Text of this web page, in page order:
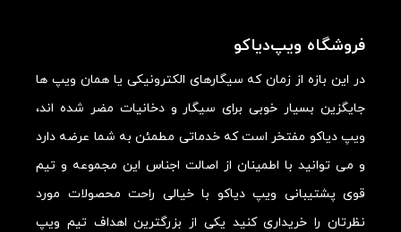
فروشگاه ویپ‌دیاکو
در این بازه از زمان که سیگارهای الکترونیکی یا همان ویپ ها
جایگزین بسیار خوبی برای سیگار و دخانیات مضر شده اند،
ویپ دیاکو مفتخر است که خدماتی مطمئن به شما عرضه دارد
و می توانید با اطمینان از اصالت اجناس این مجموعه و تیم
قوی پشتیبانی ویپ دیاکو با خیالی راحت محصولات مورد
نظرتان را خریداری کنید یکی از بزرگترین اهداف تیم ویپ